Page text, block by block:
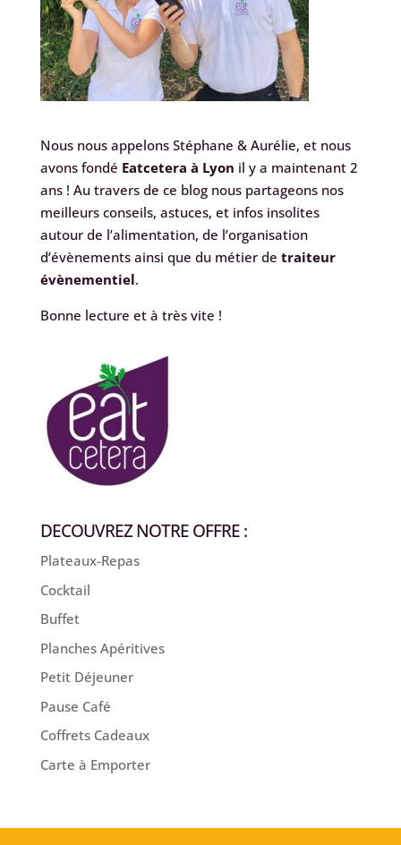
Nous nous appelons Stéphane & Aurélie, et nous
avons fondé Eatcetera à Lyon il y a maintenant 2
ans ! Au travers de ce blog nous partageons nos
meilleurs conseils, astuces, et infos insolites
autour de l’alimentation, de l’organisation
d’évènements ainsi que du métier de traiteur
évènementiel.
Bonne lecture et à très vite !
DECOUVREZ NOTRE OFFRE :
Plateaux-Repas
Cocktail
Buffet
Planches Apéritives
Petit Déjeuner
Pause Café
Coffrets Cadeaux
Carte à Emporter